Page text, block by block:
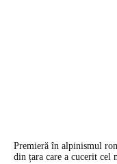
Premieră în alpinismul
din țara care a cucerit cel